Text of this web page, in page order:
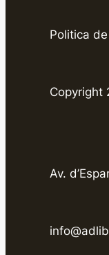
Politica
Copyright
Av.